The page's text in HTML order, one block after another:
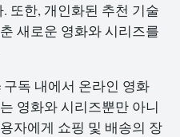
또한, 개인화된 추천 기술
새로운 영화와 시리즈를
구독 내에서 온라인 영화
영화와 시리즈뿐만 아니
자에게 쇼핑 및 배송의 장